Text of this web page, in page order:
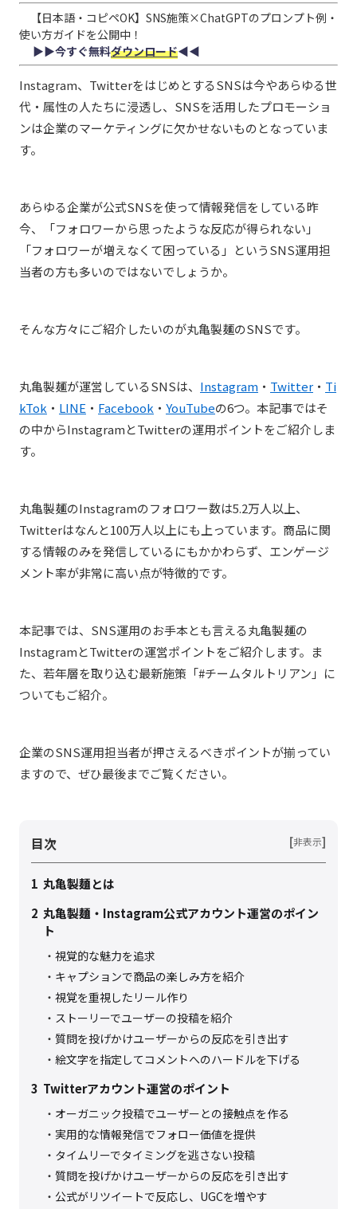
【日本語・コピペOK】SNS施策×ChatGPTのプロンプト例・
使い方ガイドを公開中！
▶︎▶︎今すぐ無料ダウンロード◀︎◀︎
Instagram、TwitterをはじめとするSNSは今やあらゆる世
代・属性の人たちに浸透し、SNSを活用したプロモーショ
ンは企業のマーケティングに欠かせないものとなっていま
す。
あらゆる企業が公式SNSを使って情報発信をしている昨
今、「フォロワーから思ったような反応が得られない」
「フォロワーが増えなくて困っている」というSNS運用担
当者の方も多いのではないでしょうか。
そんな方々にご紹介したいのが丸亀製麺のSNSです。
丸亀製麺が運営しているSNSは、 Instagram ・ Twitter ・ Ti
kTok ・ LINE ・ Facebook ・ YouTubeの6つ。本記事ではそ
の中からInstagramとTwitterの運用ポイントをご紹介しま
す。
丸亀製麺のInstagramのフォロワー数は5.2万人以上、
Twitterはなんと100万人以上にも上っています。商品に関
する情報のみを発信しているにもかかわらず、エンゲージ
メント率が非常に高い点が特徴的です。
本記事では、SNS運用のお手本とも言える丸亀製麺の
InstagramとTwitterの運営ポイントをご紹介します。ま
た、若年層を取り込む最新施策「#チームタルトリアン」に
ついてもご紹介。
企業のSNS運用担当者が押さえるべきポイントが揃ってい
ますので、ぜひ最後までご覧ください。
目次 [非表示]
1 丸亀製麺とは
2 丸亀製麺・Instagram公式アカウント運営のポイン
ト
視覚的な魅力を追求
キャプションで商品の楽しみ方を紹介
視覚を重視したリール作り
ストーリーでユーザーの投稿を紹介
質問を投げかけユーザーからの反応を引き出す
絵文字を指定してコメントへのハードルを下げる
3 Twitterアカウント運営のポイント
オーガニック投稿でユーザーとの接触点を作る
実用的な情報発信でフォロー価値を提供
タイムリーでタイミングを逃さない投稿
質問を投げかけユーザーからの反応を引き出す
公式がリツイートで反応し、UGCを増やす